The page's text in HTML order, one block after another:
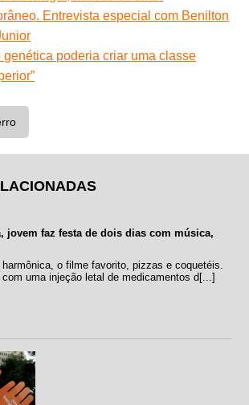
Entrevista especial com Benilton
genética poderia criar uma classe
jovem faz festa de dois dias com música,
o filme favorito, pizzas e coquetéis.
uma injeção letal de medicamentos d[...]